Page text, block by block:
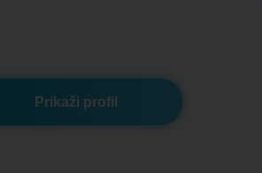
Prikaži profil